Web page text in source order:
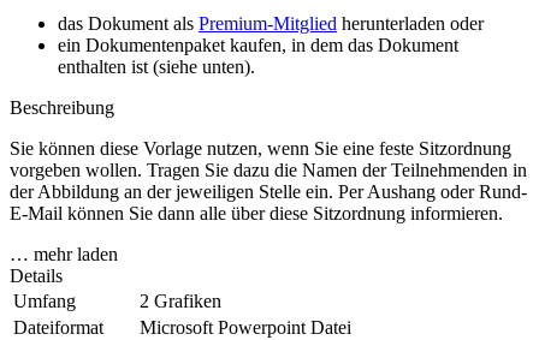
das Dokument als Premium-Mitglied herunterladen oder
ein Dokumentenpaket kaufen, in dem das Dokument
enthalten ist (siehe unten).
Beschreibung
Sie können diese Vorlage nutzen, wenn Sie eine feste Sitzordnung
vorgeben wollen. Tragen Sie dazu die Namen der Teilnehmenden in
der Abbildung an der jeweiligen Stelle ein. Per Aushang oder Rund-
E-Mail können Sie dann alle über diese Sitzordnung informieren.
… mehr laden
Details
Umfang
2 Grafiken
Dateiformat
Microsoft Powerpoint Datei